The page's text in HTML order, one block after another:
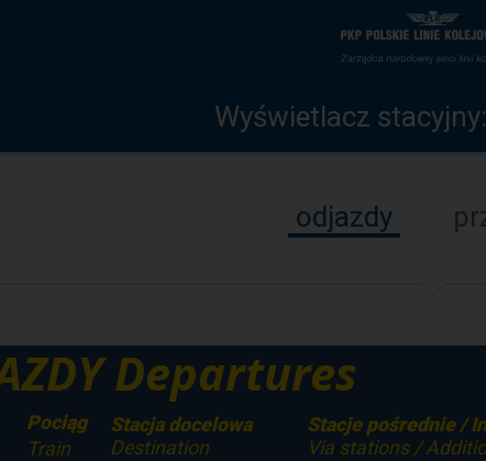
stacyjny
Strona
główna
Wyświetlacz stacyjny:
odjazdy
Departures
Pociąg
Train
Stacja docelowa
Destination
Stacje pośrednie /
Via stations /